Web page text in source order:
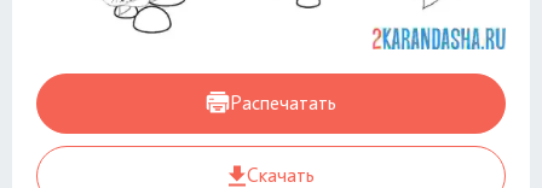
Распечатать
Скачать